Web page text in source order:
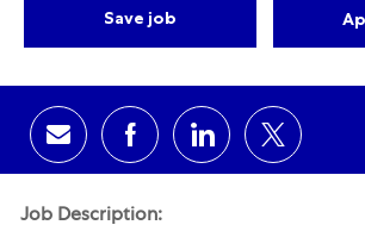
Save job
Share via email
Share via Facebook
Share via LinkedIn
Share via
Job Description: